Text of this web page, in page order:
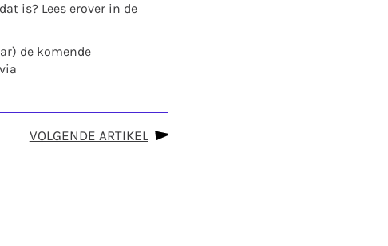
is? Lees erover in de
de komende
VOLGENDE ARTIKEL